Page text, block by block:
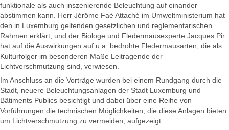
funktionale als auch inszenierende Beleuchtung auf einander
abstimmen kann. Herr Jérôme Faé Attaché im Umweltministerium hat
den in Luxemburg geltenden gesetzlichen und reglementarischen
Rahmen erklärt, und der Biologe und Fledermausexperte Jacques Pir
hat auf die Auswirkungen auf u.a. bedrohte Fledermausarten, die als
Kulturfolger im besonderen Maße Leitragende der
Lichtverschmutzung sind, verwiesen.
Im Anschluss an die Vorträge wurden bei einem Rundgang durch die
Stadt, neuere Beleuchtungsanlagen der Stadt Luxemburg und
Bâtiments Publics besichtigt und dabei über eine Reihe von
Vorführungen die technischen Möglichkeiten, die diese Anlagen bieten
um Lichtverschmutzung zu vermeiden, aufgezeigt.